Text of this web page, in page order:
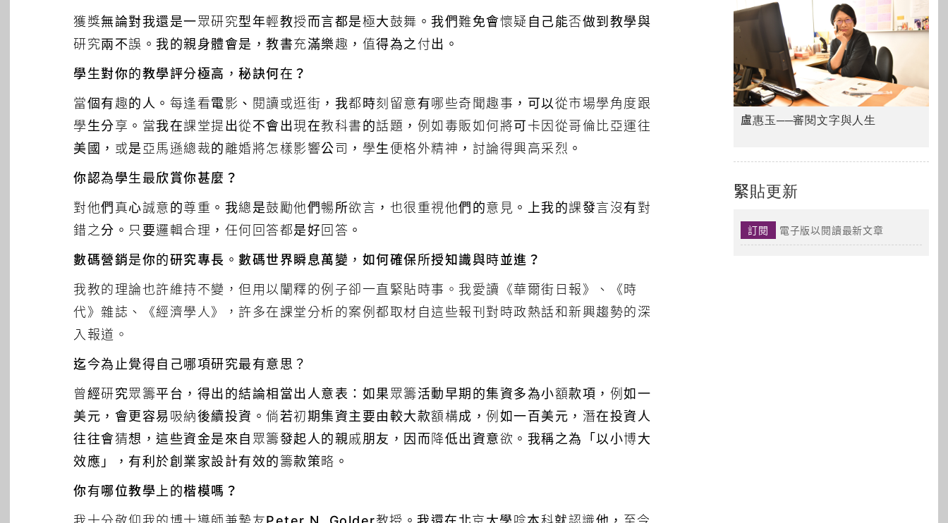
獲獎無論對我還是一眾研究型年輕教授而言都是極大鼓舞。我們難免會懷疑自己能否做到教學與
研究兩不誤。我的親身體會是，教書充滿樂趣，值得為之付出。
學生對你的教學評分極高，秘訣何在？
當個有趣的人。每逢看電影、閱讀或逛街，我都時刻留意有哪些奇聞趣事，可以從市場學角度跟
學生分享。當我在課堂提出從不會出現在教科書的話題，例如毒販如何將可卡因從哥倫比亞運往
美國，或是亞馬遜總裁的離婚將怎樣影響公司，學生便格外精神，討論得興高采烈。
你認為學生最欣賞你甚麼？
對他們真心誠意的尊重。我總是鼓勵他們暢所欲言，也很重視他們的意見。上我的課發言沒有對
錯之分。只要邏輯合理，任何回答都是好回答。
數碼營銷是你的研究專長。數碼世界瞬息萬變，如何確保所授知識與時並進？
我教的理論也許維持不變，但用以闡釋的例子卻一直緊貼時事。我愛讀《華爾街日報》、《時
代》雜誌、《經濟學人》，許多在課堂分析的案例都取材自這些報刊對時政熱話和新興趨勢的深
入報道。
迄今為止覺得自己哪項研究最有意思？
曾經研究眾籌平台，得出的結論相當出人意表：如果眾籌活動早期的集資多為小額款項，例如一
美元，會更容易吸納後續投資。倘若初期集資主要由較大款額構成，例如一百美元，潛在投資人
往往會猜想，這些資金是來自眾籌發起人的親戚朋友，因而降低出資意欲。我稱之為「以小博大
效應」，有利於創業家設計有效的籌款策略。
你有哪位教學上的楷模嗎？
盧惠玉──審閱文字與人生
緊貼更新
訂閱 電子版以閱讀最新文章